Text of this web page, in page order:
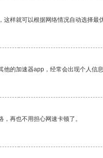
样就可以根据网络情况自动选择最
的加速器app，经常会出现个人信
再也不用担心网速卡顿了。